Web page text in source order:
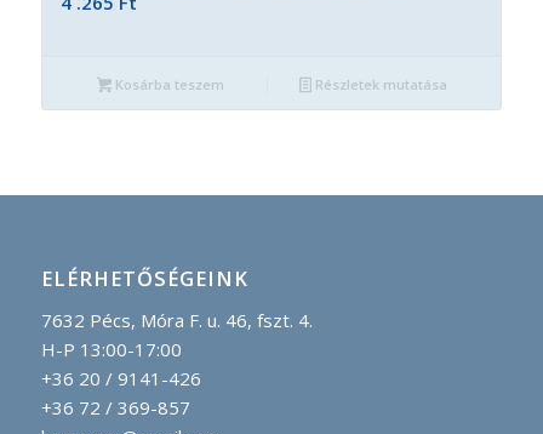
Kosárba teszem Részletek mutatása
ELÉRHETŐSÉGEINK
7632 Pécs, Móra F. u. 46, fszt. 4.
H-P 13:00-17:00
+36 20 / 9141-426
+36 72 / 369-857